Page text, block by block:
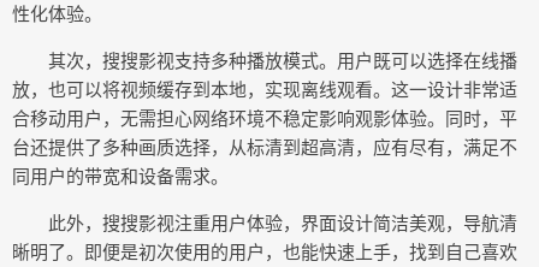
性化体验。
其次，搜搜影视支持多种播放模式。用户既可以选择在线播
放，也可以将视频缓存到本地，实现离线观看。这一设计非常适
合移动用户，无需担心网络环境不稳定影响观影体验。同时，平
台还提供了多种画质选择，从标清到超高清，应有尽有，满足不
同用户的带宽和设备需求。
此外，搜搜影视注重用户体验，界面设计简洁美观，导航清
晰明了。即便是初次使用的用户，也能快速上手，找到自己喜欢